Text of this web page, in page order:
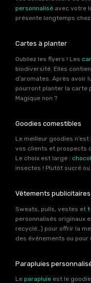
personnalisé avec votre
présente longtemps
Cartes à planter
Oubliez les flyers ! Les
biodiversité. Elles
d’aromates. Après avoir
pourront planter la carte
Magique non ?
Goodies comestibles
Le meilleur goodies n’est
vos clients et prospects
Le choix est large :
insectes ! Plutôt sucré
Vêtements publicitaires
Sweats, pulls, vestes et
personnalisés originaux
recyclé…) pour offrir la
des événements ou pour
Parapluies
Le parapluie est le